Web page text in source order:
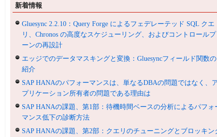
新着情報
Gluesync 2.2.10：Query Forge によるフェデレーテッド SQL クエ
リ、Chronos の高度なスケジューリング、およびコントロール
ーンの再設計
エッジでのデータマスキングと変換：Gluesyncフィールド関数の
紹介
SAP HANAのパフォーマンスは、単なるDBAの問題ではなく、
プリケーション所有者の問題である理由は
SAP HANAの課題、第1部：待機時間ベースの分析によるパフォ
マンス低下の診断方法
SAP HANAの課題、第2部：クエリのチューニングとブロッキン